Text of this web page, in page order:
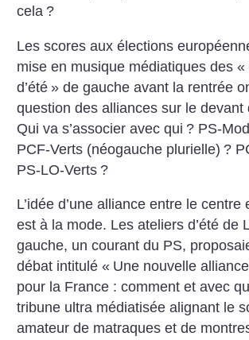
cela ?
Les scores aux élections
mise en musique médiatiques des «
d’été » de gauche avant la rentrée
question des alliances sur le devant
Qui va s’associer avec qui ? PS-
PCF-Verts (néogauche plurielle) ?
PS-LO-Verts ?
L’idée d’une alliance entre le centre
est à la mode. Les ateliers d’été de
gauche, un courant du PS,
débat intitulé « Une nouvelle
pour la France : comment et avec
tribune ultra médiatisée alignant le
amateur de matraques et de